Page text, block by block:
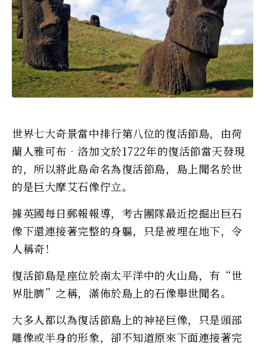
世界七大奇景當中排行第八位的復活節島，由荷
蘭人雅可布‧洛加文於1722年的復活節當天發現
的，所以將此島命名為復活節島，島上聞名於世
的是巨大摩艾石像佇立。
據英國每日郵報報導，考古團隊最近挖掘出巨石
像下還連接著完整的身軀，只是被埋在地下，令
人稱奇！
復活節島是座位於南太平洋中的火山島，有“世
界肚臍”之稱，滿佈於島上的石像舉世聞名。
大多人都以為復活節島上的神祕巨像，只是頭部
雕像或半身的形象，卻不知道原來下面連接著完